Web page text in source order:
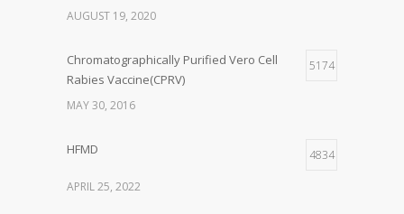
AUGUST 19, 2020
Chromatographically Purified Vero Cell
Rabies Vaccine(CPRV)
5174
MAY 30, 2016
HFMD 4834
APRIL 25, 2022